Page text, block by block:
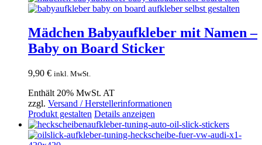
Mädchen Babyaufkleber mit Namen –
Baby on Board Sticker
9,90 € inkl. MwSt.
Enthält 20% MwSt. AT
zzgl. Versand / Herstellerinformationen
Produkt gestalten Details anzeigen